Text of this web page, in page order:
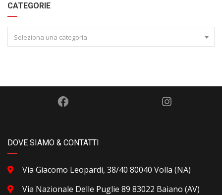
CATEGORIE
Seleziona una categoria
DOVE SIAMO & CONTATTI
Via Giacomo Leopardi, 38/40 80040 Volla (NA)
Via Nazionale Delle Puglie 89 83022 Baiano (AV)